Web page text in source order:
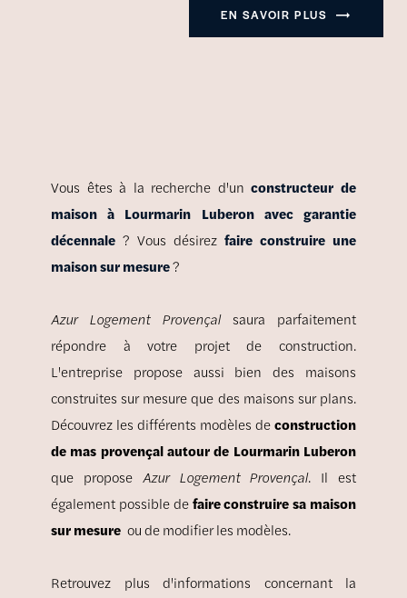
EN SAVOIR PLUS
Vous êtes à la recherche d'unconstructeur de
maison à Lourmarin Luberon avec garantie
décennale ? Vous désirez faire construire une
maison sur mesure?
Azur Logement Provençalsaura parfaitement
répondre à votre projet de construction.
L'entreprise propose aussi bien des maisons
construites sur mesure que des maisons sur plans.
Découvrez les différents modèles deconstruction
de mas provençal autour de Lourmarin Luberon
que propose Azur Logement Provençal. Il est
également possible defaire construire sa maison
sur mesure ou de modifier les modèles.
Retrouvez plus d'informations concernant la